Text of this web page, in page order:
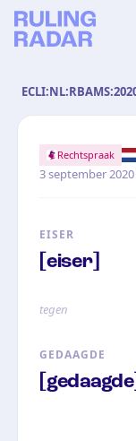
Rechtspraak
3 september 2020
EISER
[eiser]
tegen
GEDAAGDE